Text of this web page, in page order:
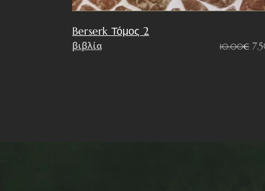
Berserk Τόμος 2
10.00€
βιβλία